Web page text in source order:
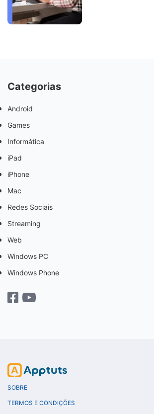
Categorias
Android
Games
Informática
iPad
iPhone
Mac
Redes Sociais
Streaming
Web
Windows PC
Windows Phone
SOBRE
TERMOS E CONDIÇÕES